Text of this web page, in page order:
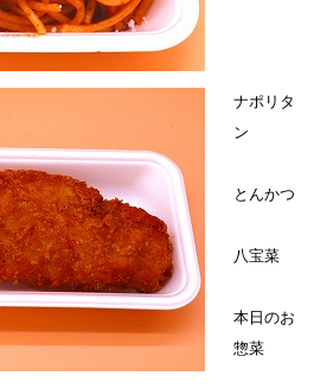
ナポリタ
ン
とんかつ
八宝菜
本日のお
惣菜